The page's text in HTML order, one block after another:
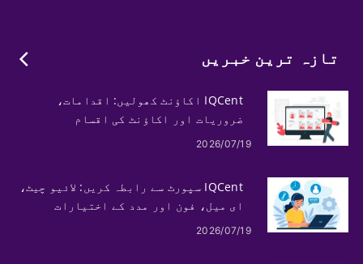
تازہ ترین خبریں
IQCent اکاؤنٹ کھولیں: اقدامات،
ضروریات اور اکاؤنٹ کی اقسام
2026/07/19
IQCent سپورٹ سے رابطہ کریں: لائیو چیٹ،
ای میل، فون اور مدد کے اختیارات
2026/07/19